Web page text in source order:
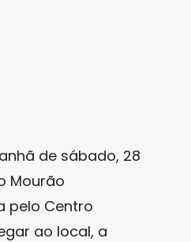
de sábado, 28
Mourão
pelo Centro
ao local, a